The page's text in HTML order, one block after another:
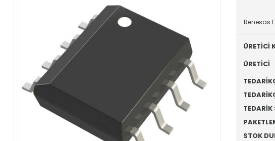
Renesas
ÜRETİCİ
ÜRETİCİ
TEDARİK
STOK